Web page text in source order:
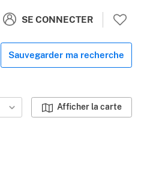
SE CONNECTER
Sauvegarder ma recherche
Afficher la carte